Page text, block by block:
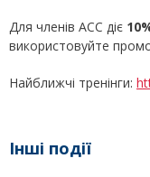
Для членів ACC діє
використовуйте
Найближчі тренінги:
Інші події